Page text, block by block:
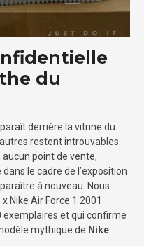
du
derrière la vitrine du
restent introuvables.
point de vente,
le cadre de l’exposition
à nouveau. Nous
Nike Air Force 1 2001
exemplaires et qui confirme
mythique de Nike.